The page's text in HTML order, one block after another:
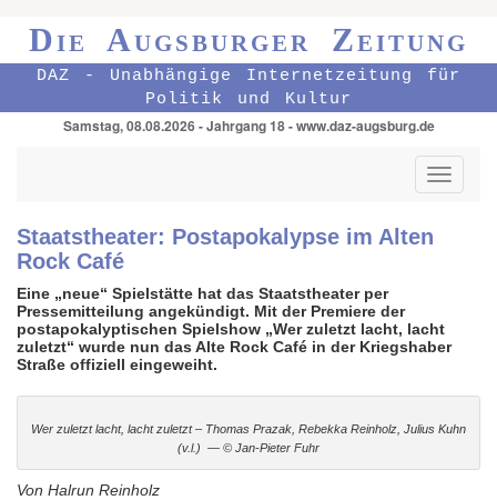
Die Augsburger Zeitung
DAZ - Unabhängige Internetzeitung für
Politik und Kultur
Samstag, 08.08.2026 - Jahrgang 18 - www.daz-augsburg.de
Toggle
Staatstheater: Postapokalypse im Alten
Rock Café
Eine „neue“ Spielstätte hat das Staatstheater per
Pressemitteilung angekündigt. Mit der Premiere der
postapokalyptischen Spielshow „Wer zuletzt lacht, lacht
zuletzt“ wurde nun das Alte Rock Café in der Kriegshaber
Straße offiziell eingeweiht.
Wer zuletzt lacht, lacht zuletzt – Thomas Prazak, Rebekka Reinholz, Julius Kuhn
(v.l.) — © Jan-Pieter Fuhr
Von Halrun Reinholz